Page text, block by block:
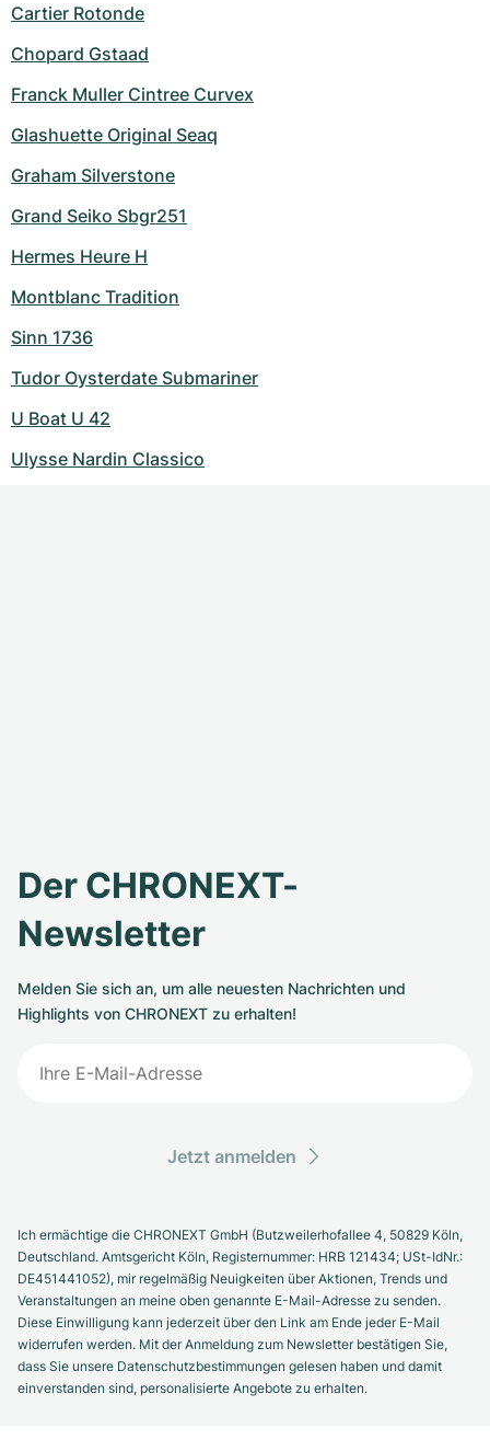
Cartier Rotonde
Chopard Gstaad
Franck Muller Cintree Curvex
Glashuette Original Seaq
Graham Silverstone
Grand Seiko Sbgr251
Hermes Heure H
Montblanc Tradition
Sinn 1736
Tudor Oysterdate Submariner
U Boat U 42
Ulysse Nardin Classico
Der CHRONEXT-
Newsletter
Melden Sie sich an, um alle neuesten Nachrichten und
Highlights von CHRONEXT zu erhalten!
Jetzt anmelden
Ich ermächtige die CHRONEXT GmbH (Butzweilerhofallee 4, 50829 Köln,
Deutschland. Amtsgericht Köln, Registernummer: HRB 121434; USt-IdNr.:
DE451441052), mir regelmäßig Neuigkeiten über Aktionen, Trends und
Veranstaltungen an meine oben genannte E-Mail-Adresse zu senden.
Diese Einwilligung kann jederzeit über den Link am Ende jeder E-Mail
widerrufen werden. Mit der Anmeldung zum Newsletter bestätigen Sie,
dass Sie unsere Datenschutzbestimmungen gelesen haben und damit
einverstanden sind, personalisierte Angebote zu erhalten.